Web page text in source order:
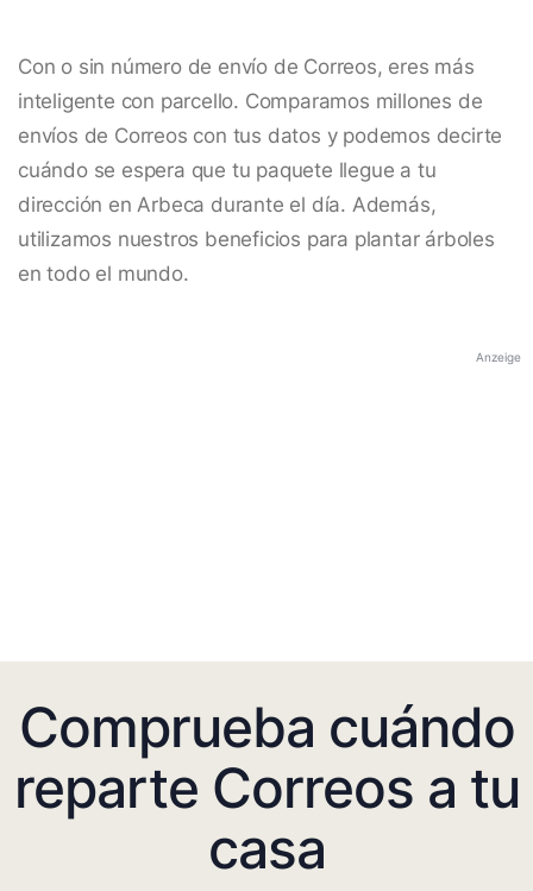
Con o sin número de envío de Correos, eres más
inteligente con parcello. Comparamos millones de
envíos de Correos con tus datos y podemos decirte
cuándo se espera que tu paquete llegue a tu
dirección en Arbeca durante el día. Además,
utilizamos nuestros beneficios para plantar árboles
en todo el mundo.
Anzeige
Comprueba cuándo
reparte Correos a tu
casa